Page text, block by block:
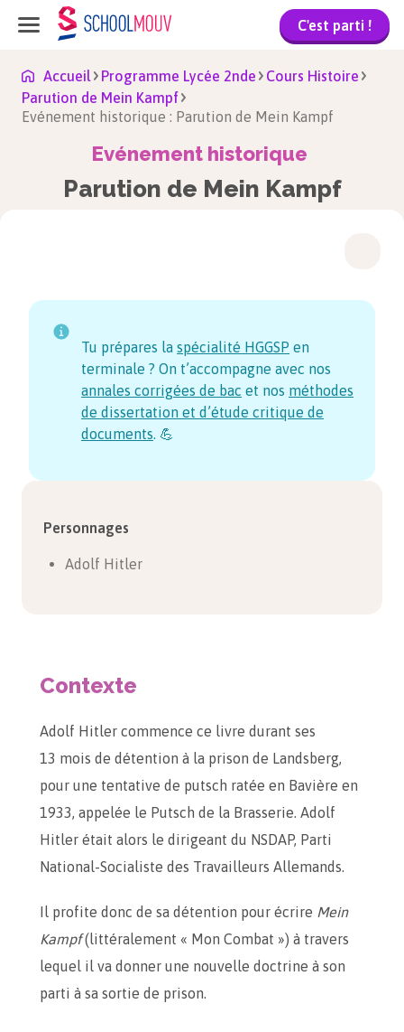
C'est parti !
Accueil Programme Lycée 2nde
Cours Histoire
Parution de Mein Kampf
Evénement historique : Parution de Mein Kampf
Evénement historique
Parution de Mein Kampf
Tu prépares la spécialité HGGSP en
terminale ? On t’accompagne avec nos
annales corrigées de bac et nos méthodes
de dissertation et d’étude critique de
documents. 💪
Personnages
Adolf Hitler
Contexte
Adolf Hitler commence ce livre durant ses
13 mois de détention à la prison de Landsberg,
pour une tentative de putsch ratée en Bavière en
1933, appelée le Putsch de la Brasserie. Adolf
Hitler était alors le dirigeant du NSDAP, Parti
National-Socialiste des Travailleurs Allemands.
Il profite donc de sa détention pour écrire Mein
Kampf(littéralement « Mon Combat ») à travers
lequel il va donner une nouvelle doctrine à son
parti à sa sortie de prison.